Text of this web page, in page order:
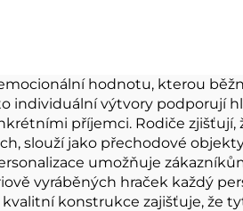
s přívěskem
pro
hodnotu, kterou
individuální výtvory podporují
příjemci. Rodiče zjišťují,
slouží jako přechodové
umožňuje
vyráběných hraček každý
konstrukce zajišťuje, že